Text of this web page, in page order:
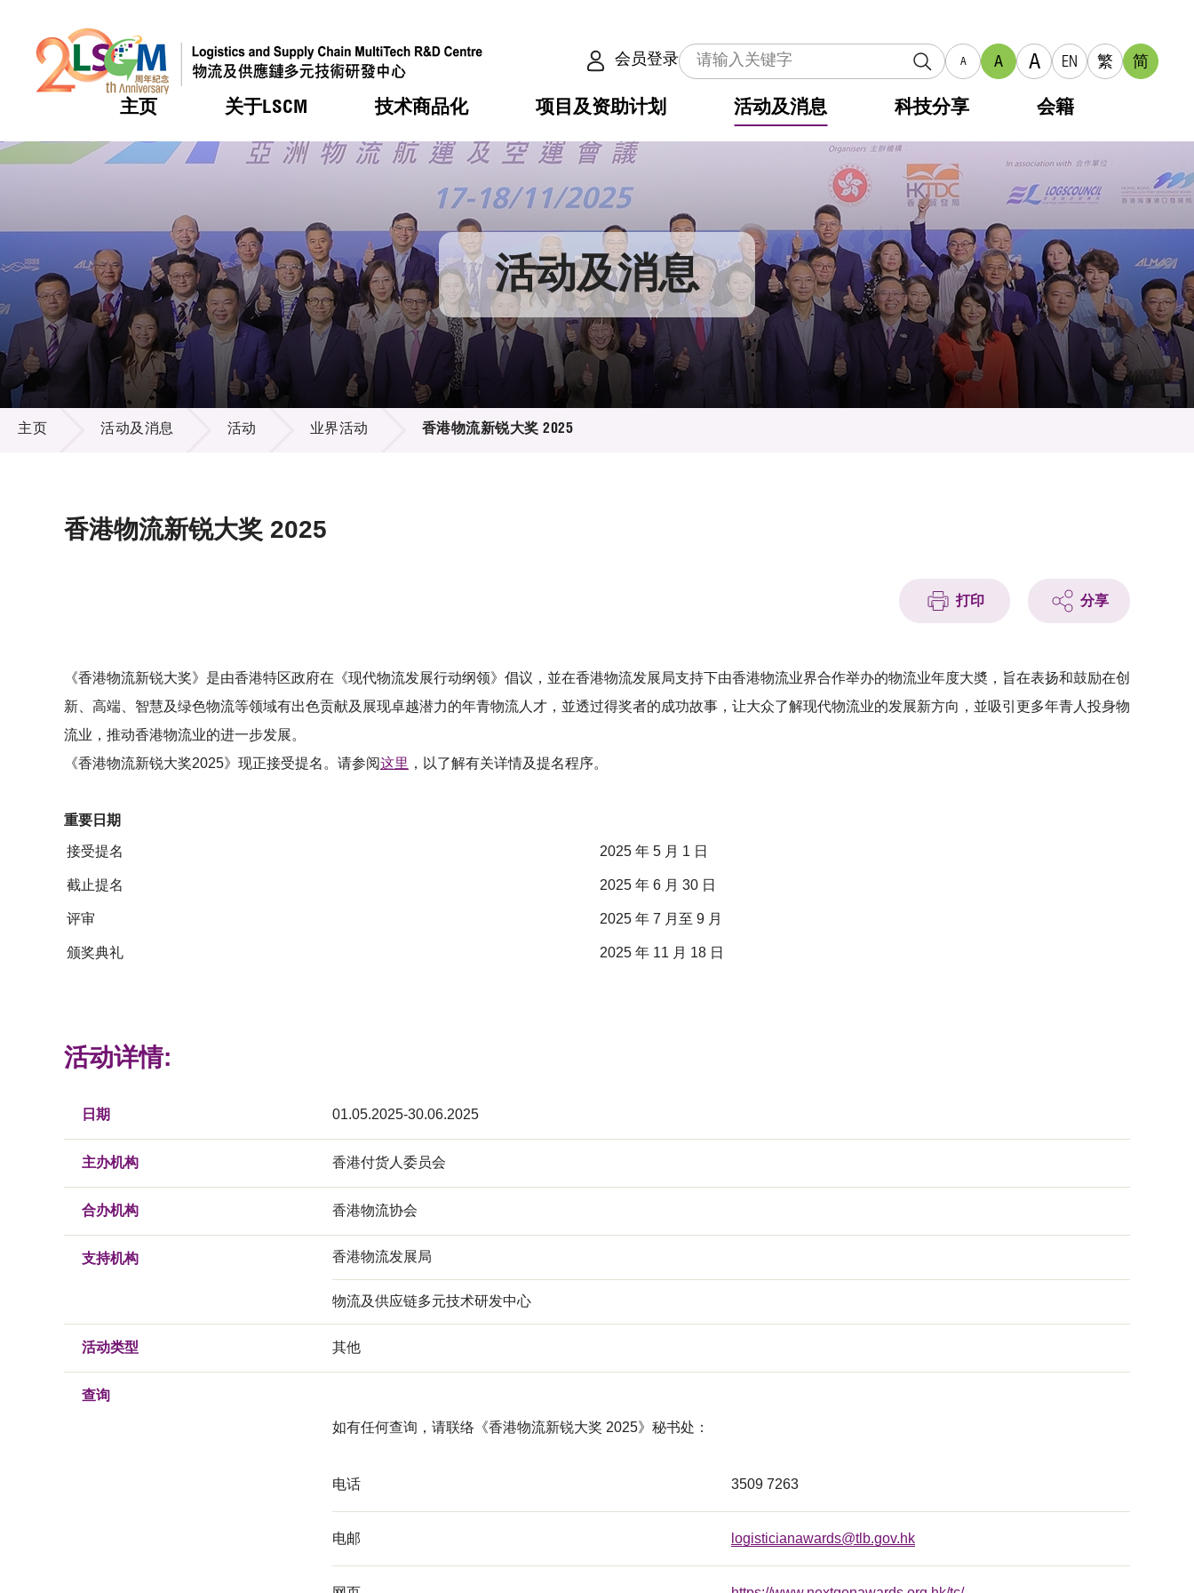
会员登录 A A A EN 繁 简
主页 关于LSCM
热门 机构简介
组织架构
组织架构
董事局
研究顾问
招标通告
技术商品化
热门 服务
可获授权之技术
应用于公共服务之创新技术
重点项目
项目及资助计划
热门 合作计划
资助计划
资助计划
税务优惠
申请
评审
征求研发项目计划书
项目资料库
活动及消息
热门 活动
奖项
新闻中心
媒体报导
新闻稿
资讯中心
多媒体
出版刊物
科技分享 会籍
热门 会籍及服务
会员列表
会员登入 活动及消息
活动及消息
主页 活动及消息 活动 业界活动 香港物流新锐大奖 2025
香港物流新锐大奖 2025
打印 分享
《香港物流新锐大奖》是由香港特区政府在《现代物流发展行动纲领》倡议，並在香港物流发展局支持下由香港物流业界合作举办的物流业年度大奬，旨在表扬和鼓励在创
新、高端、智慧及绿色物流等领域有出色贡献及展现卓越潜力的年青物流人才，並透过得奖者的成功故事，让大众了解现代物流业的发展新方向，並吸引更多年青人投身物
流业，推动香港物流业的进一步发展。
《香港物流新锐大奖2025》现正接受提名。请参阅这里 ，以了解有关详情及提名程序。
重要日期
接受提名 2025 年 5 月 1 日
截止提名 2025 年 6 月 30 日
评审 2025 年 7 月至 9 月
颁奖典礼 2025 年 11 月 18 日
活动详情:
日期 01.05.2025-30.06.2025
主办机构 香港付货人委员会
合办机构 香港物流协会
支持机构 香港物流发展局
物流及供应链多元技术研发中心
活动类型 其他
查询
如有任何查询，请联络《香港物流新锐大奖 2025》秘书处：
电话 3509 7263
电邮 logisticianawards@tlb.gov.hk